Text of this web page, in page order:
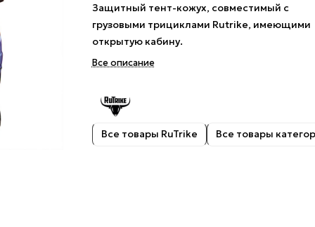
Защитный тент-кожух, совместимый с
грузовыми трициклами Rutrike, имеющими
открытую кабину.
Все описание
Все товары RuTrike Все товары